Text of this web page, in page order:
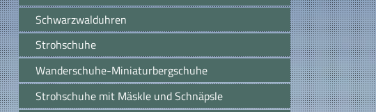
Schwarzwalduhren
Strohschuhe
Wanderschuhe-Miniaturbergschuhe
Strohschuhe mit Mäskle und Schnäpsle